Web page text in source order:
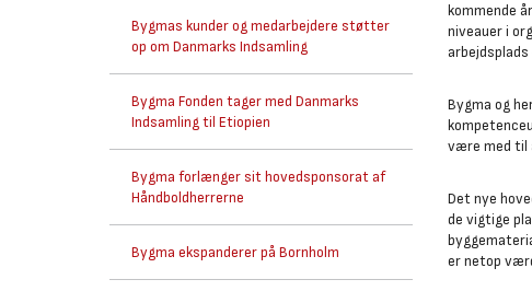
Bygmas kunder og medarbejdere støtter
op om Danmarks Indsamling
Bygma Fonden tager med Danmarks
Indsamling til Etiopien
Bygma forlænger sit hovedsponsorat af
Håndboldherrerne
Bygma ekspanderer på Bornholm
kommende
niveauer i
Bygma og
være med til
Det nye
de vigtige
er netop